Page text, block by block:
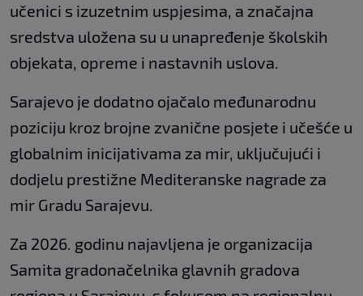
učenici s izuzetnim uspjesima, a značajna
sredstva uložena su u unapređenje školskih
objekata, opreme i nastavnih uslova.
Sarajevo je dodatno ojačalo međunarodnu
poziciju kroz brojne zvanične posjete i učešće u
globalnim inicijativama za mir, uključujući i
dodjelu prestižne Mediteranske nagrade za
mir Gradu Sarajevu.
Za 2026. godinu najavljena je organizacija
Samita gradonačelnika glavnih gradova